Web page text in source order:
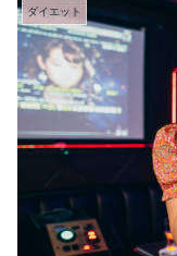
ダイエット